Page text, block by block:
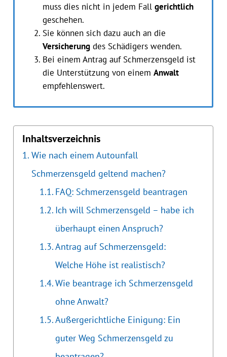
muss dies nicht in jedem Fall gerichtlich
geschehen.
Sie können sich dazu auch an die
Versicherungdes Schädigers wenden.
Bei einem Antrag auf Schmerzensgeld ist
die Unterstützung von einem Anwalt
empfehlenswert.
Inhaltsverzeichnis
Wie nach einem Autounfall
Schmerzensgeld geltend machen?
FAQ: Schmerzensgeld beantragen
Ich will Schmerzensgeld – habe ich
überhaupt einen Anspruch?
Antrag auf Schmerzensgeld:
Welche Höhe ist realistisch?
Wie beantrage ich Schmerzensgeld
ohne Anwalt?
Außergerichtliche Einigung: Ein
guter Weg Schmerzensgeld zu